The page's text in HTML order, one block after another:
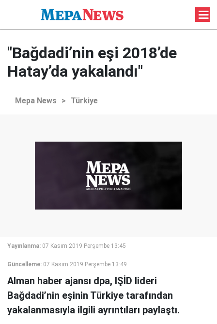
"Bağdadi’nin eşi 2018’de
Hatay’da yakalandı"
Mepa News > Türkiye
Yayınlanma: 07 Kasım 2019 Perşembe 13:45
Güncelleme: 07 Kasım 2019 Perşembe 13:49
Alman haber ajansı dpa, IŞİD lideri
Bağdadi’nin eşinin Türkiye tarafından
yakalanmasıyla ilgili ayrıntıları paylaştı.